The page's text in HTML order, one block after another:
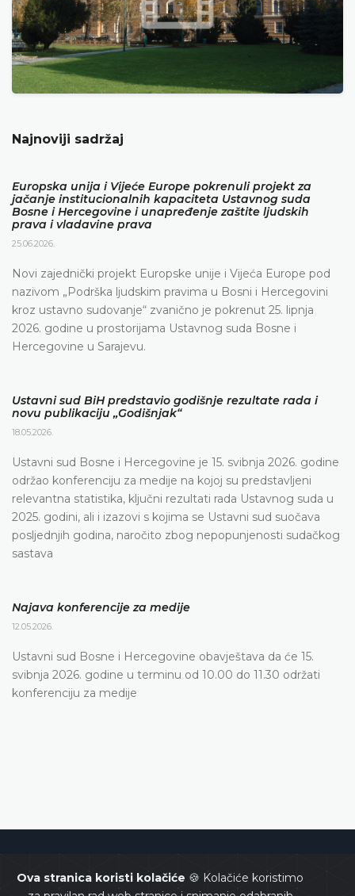
Ova stranica koristi kolačiće 🍪 Kolačiće koristimo
Najnoviji sadržaj
Europska unija i Vijeće Europe pokrenuli projekt za
jačanje institucionalnih kapaciteta Ustavnog suda
Bosne i Hercegovine i unapređenje zaštite ljudskih
prava i vladavine prava
25.06.2026.
Novi zajednički projekt Europske unije i Vijeća Europe pod
nazivom „Podrška ljudskim pravima u Bosni i Hercegovini
kroz ustavno sudovanje“ zvanično je pokrenut 25. lipnja
2026. godine u prostorijama Ustavnog suda Bosne i
Hercegovine u Sarajevu.
Ustavni sud BiH predstavio godišnje rezultate rada i
novu publikaciju „Godišnjak“
18.05.2026.
Ustavni sud Bosne i Hercegovine je 15. svibnja 2026. godine
održao konferenciju za medije na kojoj su predstavljeni
relevantna statistika, ključni rezultati rada Ustavnog suda u
2025. godini, ali i izazovi s kojima se Ustavni sud suočava
posljednjih godina, naročito zbog nepopunjenosti sudačkog
sastava
Najava konferencije za medije
12.05.2026.
Ustavni sud Bosne i Hercegovine obavještava da će 15.
svibnja 2026. godine u terminu od 10.00 do 11.30 održati
konferenciju za medije